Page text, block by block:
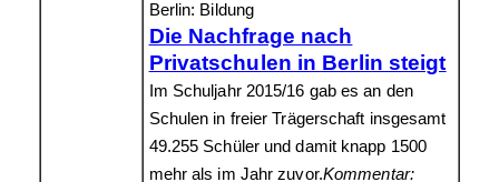
Berlin: Bildung
Die Nachfrage nach
Privatschulen in Berlin steigt
Im Schuljahr 2015/16 gab es an den
Schulen in freier Trägerschaft insgesamt
49.255 Schüler und damit knapp 1500
mehr als im Jahr zuvor.Kommentar: